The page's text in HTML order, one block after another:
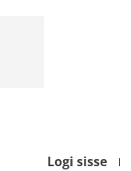
Logi sisse